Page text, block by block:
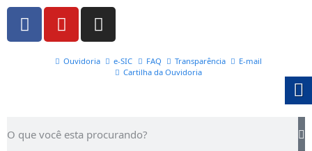
Ouvidoria e-SIC FAQ Transparência
E-mail
Cartilha da Ouvidoria